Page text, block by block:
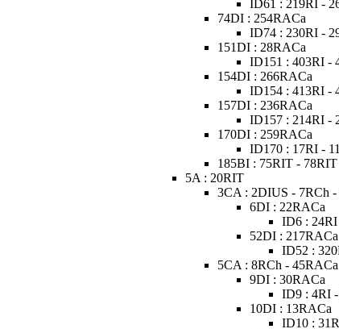
ID61 : 219RI -
74DI : 254RACa
ID74 : 230RI -
151DI : 28RACa
ID151 : 403RI -
154DI : 266RACa
ID154 : 413RI -
157DI : 236RACa
ID157 : 214RI -
170DI : 259RACa
ID170 : 17RI -
185BI : 75RIT - 78RIT
5A : 20RIT
3CA : 2DIUS - 7RCh
6DI : 22RACa
ID6 :
52DI : 217RACa
ID52 :
5CA : 8RCh -
9DI : 30RACa
ID9 : 4RI
10DI : 13RACa
ID10 :